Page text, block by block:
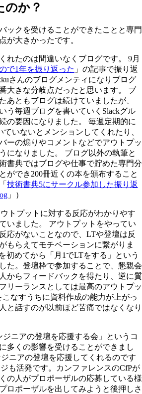
のか？
ックを受けることができたことと専門
が大きかったです。
れたのは間違いなくブログです。 9月
で1年を振り返った 」の記事で振り返
さんのブログメンティになりブログ
大きな分岐点だったと思います。 ブ
あともブログは続けていましたが、
う毎週ブログを書いていくSlackグル
の要因になりました。 毎週定期的に
ていないとメンションしてくれたり、
ーの煽りやコメントなどでアウトプッ
になりました。 ブログ以外の執筆と
書典ではブログや仕事で貯めた専門分
ができ200冊近くの本を頒布すること
技術書典5にサークル参加した振り返
」）
トプットに対する反応がわかりやす
いました。 アウトプットをやってい
応がないことなので、LTや登壇は反
もらえてモチベーションに繋がりま
初めてから「月1でLTをする」という
た。登壇枠で参加することで、懇親会
からフィードバックを得たり、逆に質
リーランスとしては最高のアウトプッ
こなすうちに資料作成の能力が上がっ
と話すのが以前ほど苦痛ではなくなり
ニアの登壇を応援する会」というコ
多くの影響を受けることができまし
ニアの登壇を応援してくれるのです
も活発です。カンファレンスのCfPが
の人がプロポーザルの応募している様
ロポーザルを出してみようと後押しさ